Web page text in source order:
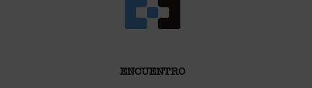
ENCUENTRO